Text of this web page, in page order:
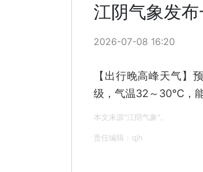
江阴气象发
2026-07-08 16:20
【出行晚高峰天气】
级，气温32～30℃，能
本文来源"江阴气象"。
责任编辑：qjh